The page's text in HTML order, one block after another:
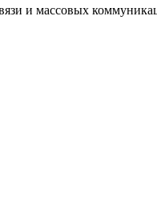
и массовых